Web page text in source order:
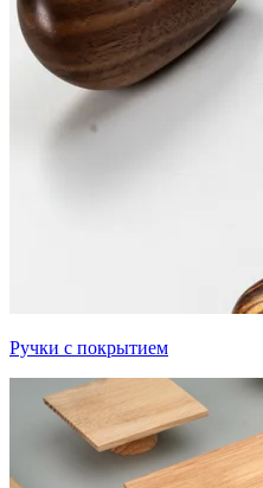
Ручки с покрытием